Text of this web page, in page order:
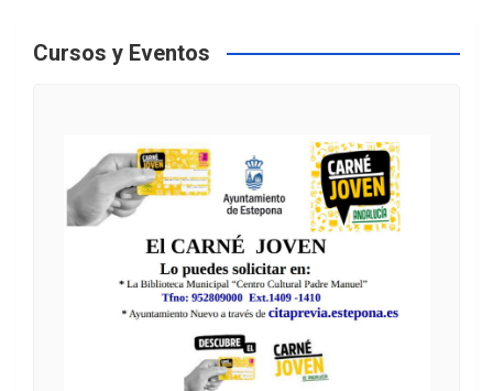
Cursos y Eventos